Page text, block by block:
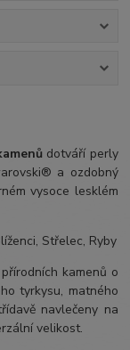
dotváří perly
a ozdobný
vysoce lesklém
Střelec, Ryby
kamenů o
tyrkysu, matného
navlečeny na
velikost.